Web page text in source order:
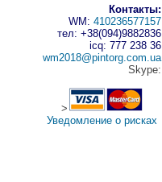
Контакты:
WM: 410236577157
тел: +38(094)9882836
icq: 777 238 36
wm2018@pintorg.com.ua
Skype:
>
Уведомление о рисках